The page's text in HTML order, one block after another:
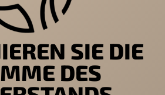
SIE DIE
DES